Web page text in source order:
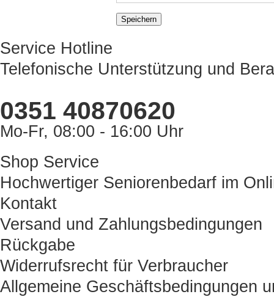
Service Hotline
Telefonische Unterstützung und
0351 40870620
Mo-Fr, 08:00 - 16:00 Uhr
Shop Service
Hochwertiger Seniorenbedarf im
Kontakt
Versand und Zahlungsbedingungen
Rückgabe
Widerrufsrecht für Verbraucher
Allgemeine Geschäftsbedingungen